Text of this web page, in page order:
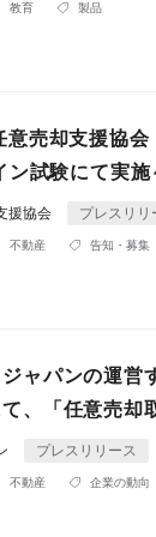
教育 製品
意売却支援協
試験にて実施
援協会 プレスリリ
不動産 告知・募集
ャパンの運営
、「任意売却
プレスリリース
不動産 企業の動向